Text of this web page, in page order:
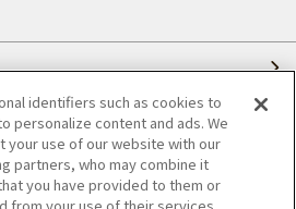
いて
をご検討の方へ
identifiers such as cookies to
personalize content and ads. We
your use of our website with our
partners, who may combine it
you have provided to them or